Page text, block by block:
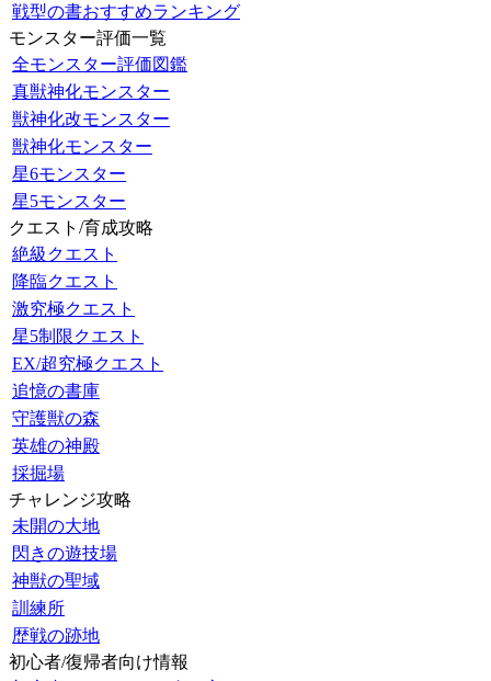
戦型の書おすすめランキング
モンスター評価一覧
全モンスター評価図鑑
真獣神化モンスター
獣神化改モンスター
獣神化モンスター
星6モンスター
星5モンスター
クエスト/育成攻略
絶級クエスト
降臨クエスト
激究極クエスト
星5制限クエスト
EX/超究極クエスト
追憶の書庫
守護獣の森
英雄の神殿
採掘場
チャレンジ攻略
未開の大地
閃きの遊技場
神獣の聖域
訓練所
歴戦の跡地
初心者/復帰者向け情報